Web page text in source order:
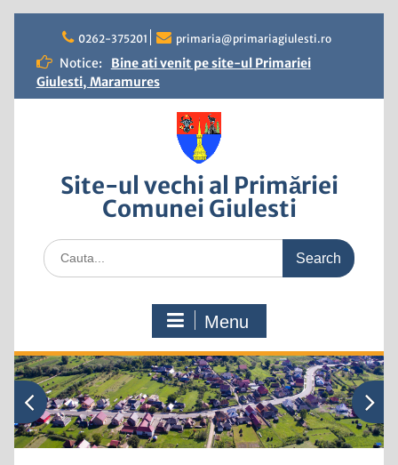
content
0262-375201 primaria@primariagiulesti.ro
Notice:
Bine ati venit pe site-ul Primariei
Giulesti, Maramures
Site-ul vechi al Primăriei
Comunei Giulesti
Search
for:
Menu